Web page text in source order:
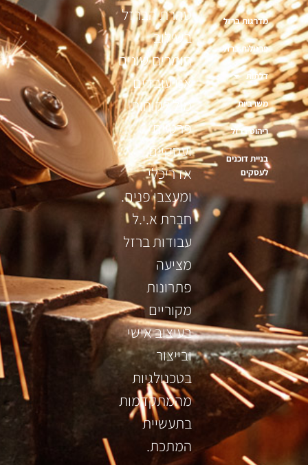
מדרגות ברזל
פרגולות ברזל
דלתות
משרביות
ריהוט ברזל
בניית דוכנים
לעסקים
טהרת הברזל
בשילוב
חומרים שונים
אנו עובדים
מול לקוחות
פרטיים
ועסקיים,
אדריכלי
ומעצבי פנים.
חברת א.י.ל
עבודות ברזל
מציעה
פתרונות
מקוריים
בעיצוב אישי
ובייצור
בטכנולגיות
מהמתקדמות
בתעשיית
המתכת.